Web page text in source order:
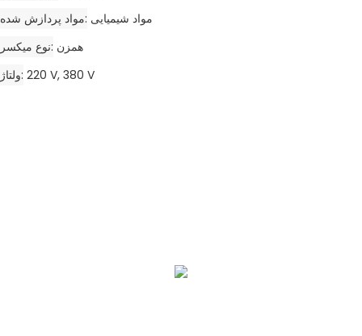
مواد پردازش شده مواد شیمیایی
نوع میکسر همزن
ولتاژ 220 V, 380 V